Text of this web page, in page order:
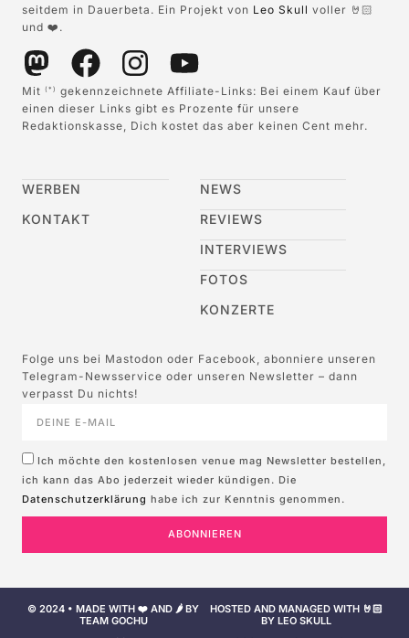
seitdem in Dauerbeta. Ein Projekt von Leo Skull voller 🤘🏻
und ❤️.
Mit (*)
gekennzeichnete Affiliate-Links: Bei einem Kauf über
einen dieser Links gibt es Prozente für unsere
Redaktionskasse, Dich kostet das aber keinen Cent mehr.
WERBEN
KONTAKT
NEWS
REVIEWS
INTERVIEWS
FOTOS
KONZERTE
Folge uns bei Mastodon oder Facebook, abonniere unseren
Telegram-Newsservice oder unseren Newsletter – dann
verpasst Du nichts!
Ich möchte den kostenlosen venue mag Newsletter bestellen,
ich kann das Abo jederzeit wieder kündigen. Die
Datenschutzerklärung habe ich zur Kenntnis genommen.
ABONNIEREN
© 2024 • MADE WITH ❤️ AND 🌶️ BY
TEAM GOCHU
HOSTED AND MANAGED WITH 🤘🏻
BY LEO SKULL